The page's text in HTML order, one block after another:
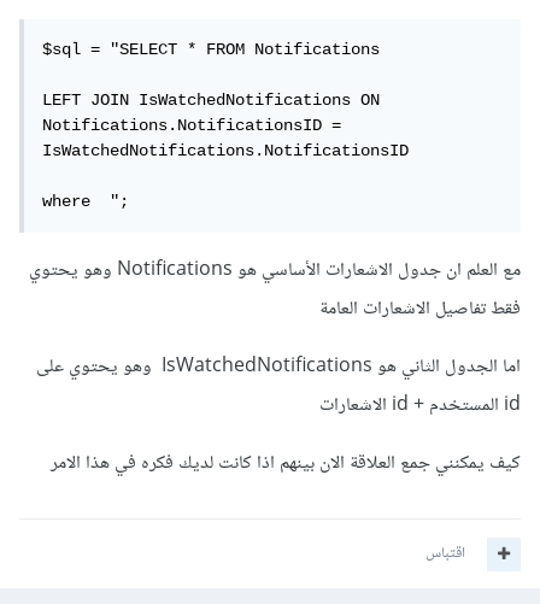
يرى مستخدم إشعار ما، تقوم بحذف السطر الذي يوافق المفتاح
الرئيسي للمستخدم و المفتاح الرئيسي للإشعار.
في كلتا الطريقتين الجدول الذي ستقوم بإنشاءه سيكون المفتاح
الرئيسي له مركب من العمود الذي يمثل المفتاح الرئيسي للمستخدم
$sql = "SELECT * FROM Notifications
LEFT JOIN IsWatchedNotifications ON
Notifications.NotificationsID =
IsWatchedNotifications.NotificationsID
where  ";
مع العلم ان جدول الاشعارات الأساسي هو Notifications وهو يحتوي
فقط تفاصيل الاشعارات العامة
اما الجدول الثاني هو IsWatchedNotifications وهو يحتوي على
id المستخدم + id الاشعارات
كيف يمكنني جمع العلاقة الان بينهم اذا كانت لديك فكره في هذا الامر
اقتباس